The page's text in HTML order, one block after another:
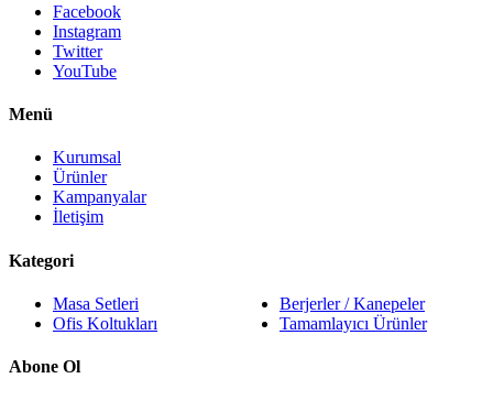
Facebook
Instagram
Twitter
YouTube
Menü
Kurumsal
Ürünler
Kampanyalar
İletişim
Kategori
Masa Setleri
Ofis Koltukları
Berjerler / Kanepeler
Tamamlayıcı Ürünler
Abone Ol